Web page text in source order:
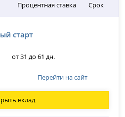
Процентная ставка Срок
старт
от 31 до 61 дн.
Перейти на сайт
вклад